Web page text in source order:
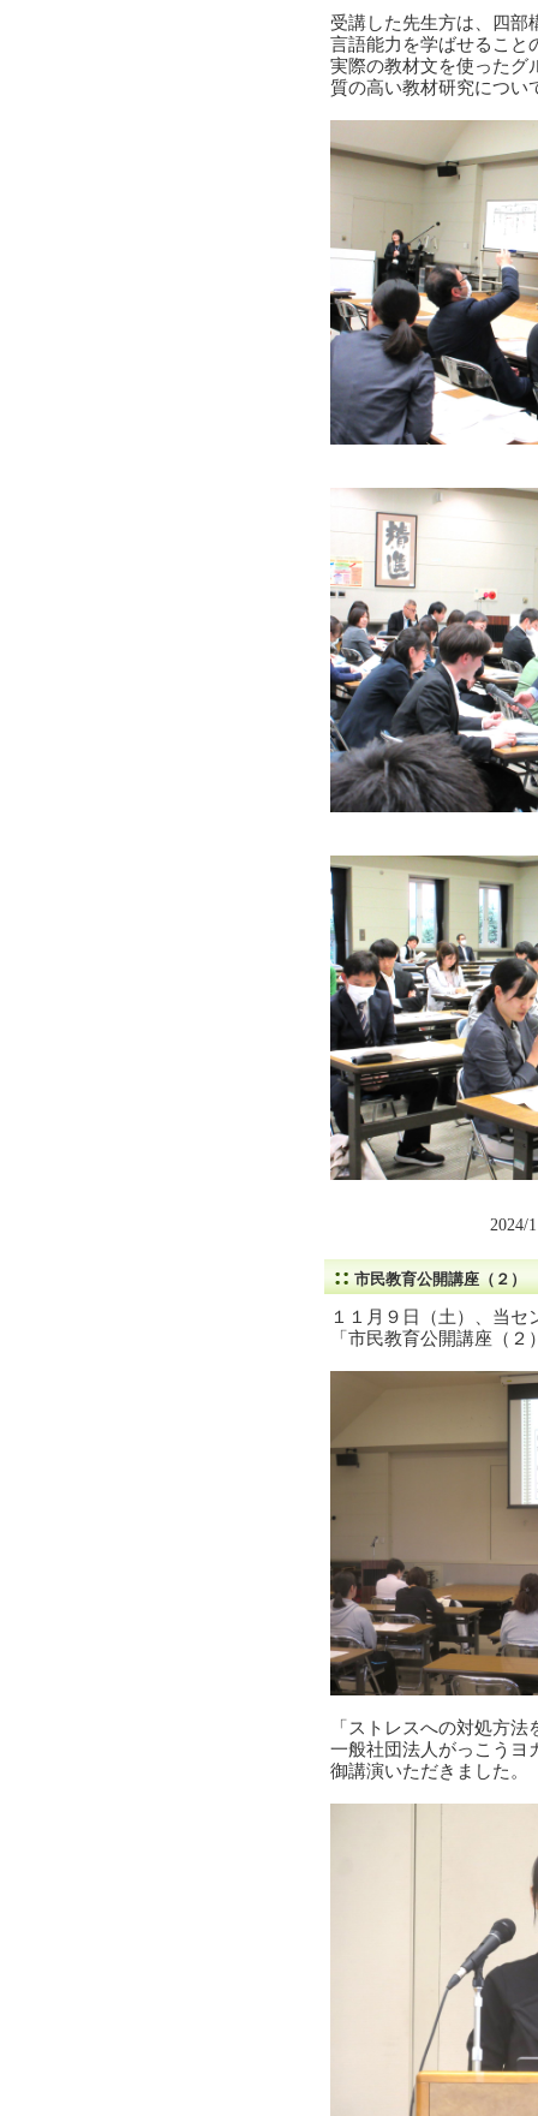
受講した先生方は、四部
言語能力を学ばせること
実際の教材文を使ったグ
質の高い教材研究につい
2024/
市民教育公開講座（２）
１１月９日（土）、当セ
「市民教育公開講座（
「ストレスへの対処方
一般社団法人がっこうヨ
御講演いただきました。